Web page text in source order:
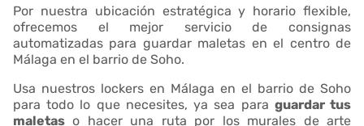
Por nuestra ubicación estratégica y horario flexible,
ofrecemos el mejor servicio de consignas
automatizadas para guardar maletas en el centro de
Málaga en el barrio de Soho.
Usa nuestros lockers en Málaga en el barrio de Soho
para todo lo que necesites, ya sea para guardar tus
maletas o hacer una ruta por los murales de arte